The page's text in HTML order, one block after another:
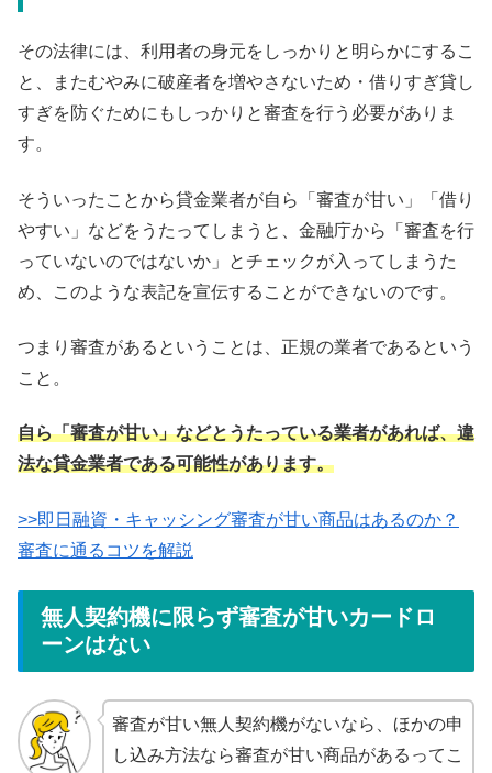
その法律には、利用者の身元をしっかりと明らかにするこ
と、またむやみに破産者を増やさないため・借りすぎ貸し
すぎを防ぐためにもしっかりと審査を行う必要がありま
す。
そういったことから貸金業者が自ら「審査が甘い」「借り
やすい」などをうたってしまうと、金融庁から「審査を行
っていないのではないか」とチェックが入ってしまうた
め、このような表記を宣伝することができないのです。
つまり審査があるということは、正規の業者であるという
こと。
自ら「審査が甘い」などとうたっている業者があれば、違
法な貸金業者である可能性があります。
>>即日融資・キャッシング審査が甘い商品はあるのか？
審査に通るコツを解説
無人契約機に限らず審査が甘いカードロ
ーンはない
審査が甘い無人契約機がないなら、ほかの申
し込み方法なら審査が甘い商品があるってこ